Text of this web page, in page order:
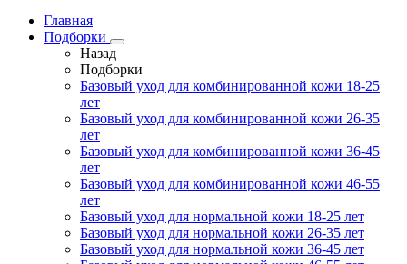
Главная
Подборки
Назад
Подборки
Базовый уход для комбинированной кожи 18-25
лет
Базовый уход для комбинированной кожи 26-35
лет
Базовый уход для комбинированной кожи 36-45
лет
Базовый уход для комбинированной кожи 46-55
лет
Базовый уход для нормальной кожи 18-25 лет
Базовый уход для нормальной кожи 26-35 лет
Базовый уход для нормальной кожи 36-45 лет